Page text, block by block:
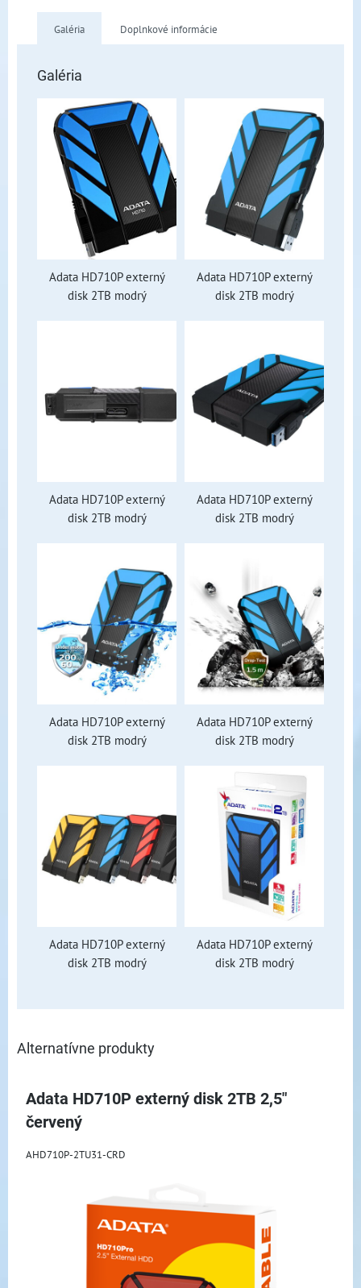
Galéria Doplnkové informácie
Galéria
Adata HD710P externý
disk 2TB modrý
Adata HD710P externý
disk 2TB modrý
Adata HD710P externý
disk 2TB modrý
Adata HD710P externý
disk 2TB modrý
Adata HD710P externý
disk 2TB modrý
Adata HD710P externý
disk 2TB modrý
Adata HD710P externý
disk 2TB modrý
Adata HD710P externý
disk 2TB modrý
Alternatívne produkty
Adata HD710P externý disk 2TB 2,5"
červený
AHD710P-2TU31-CRD